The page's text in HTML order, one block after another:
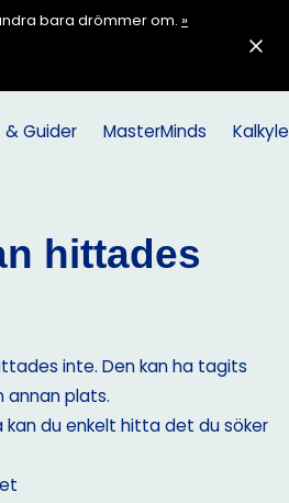
bara drömmer om. »
& Guider MasterMinds
hittades
inte. Den kan ha tagits
plats.
kan du enkelt hitta det du söker